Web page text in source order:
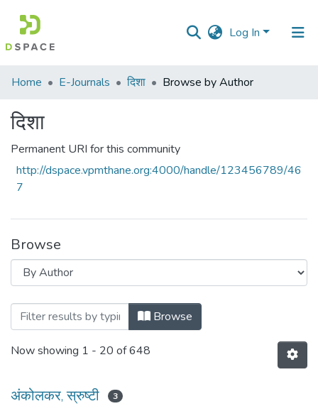
Log In
Communities
Collections
All of DSpace
Home E-Journals दिशा Browse by Author
दिशा
Permanent URI for this community
http://dspace.vpmthane.org:4000/handle/123456789/46
7
Browse
Browsing दिशा by Author
Browse
Now showing 1 - 20 of 648
अंकोलकर, स्रुष्टी 3